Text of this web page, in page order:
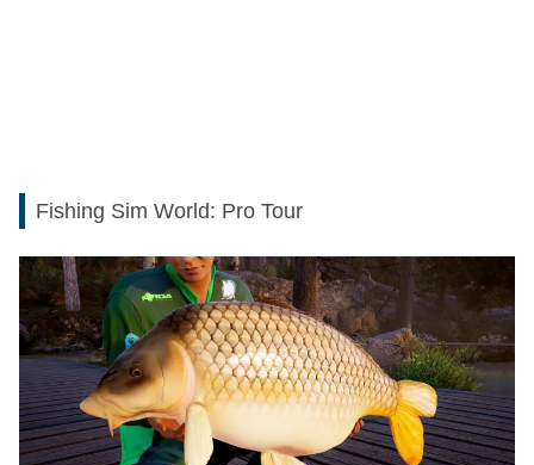
Fishing Sim World: Pro Tour